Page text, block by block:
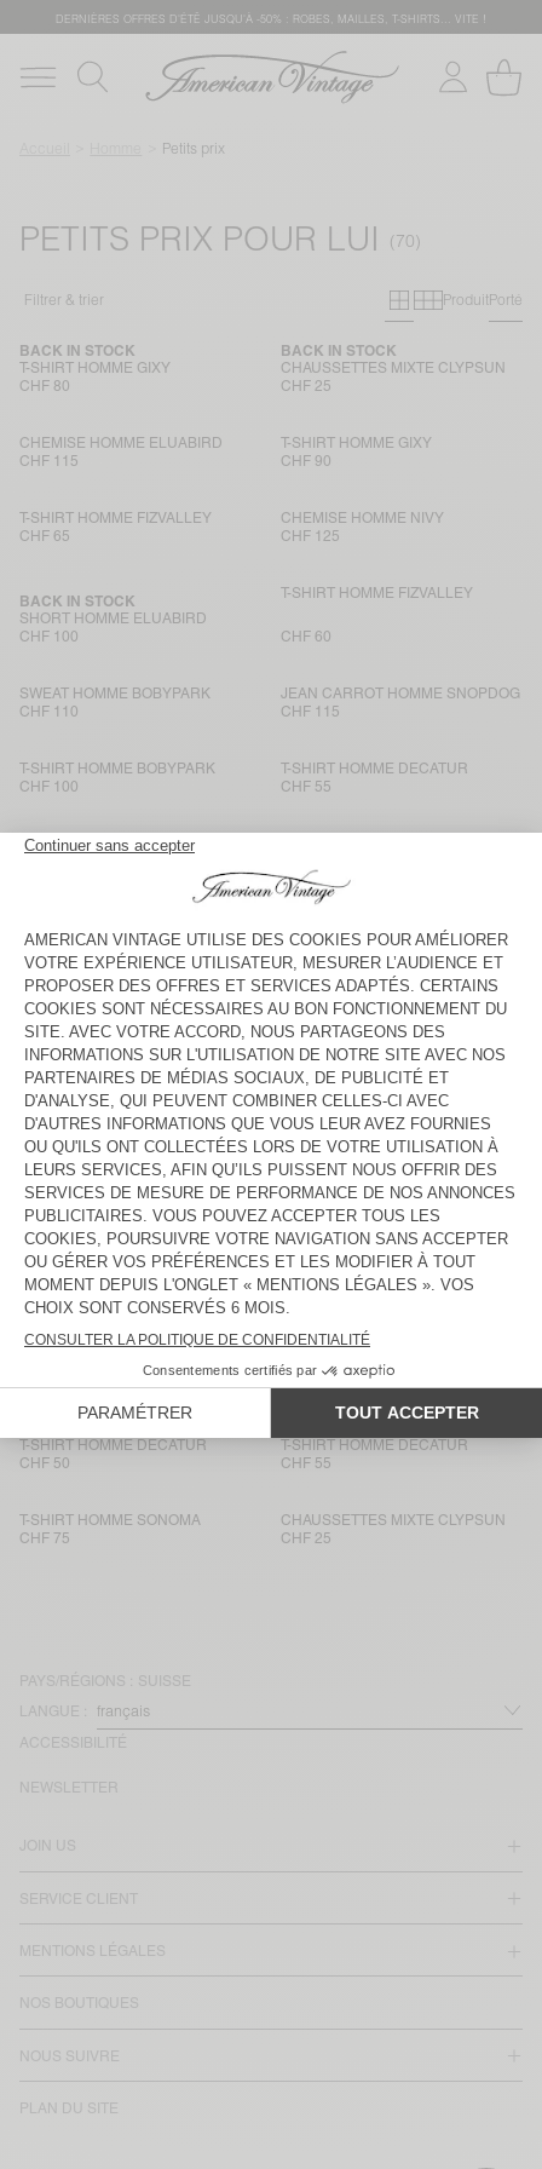
DERNIÈRES OFFRES D'ÉTÊ JUSQU'À -50% : ROBES, MAILLES, T-SHIRTS... VITE !
Petits prix
PETITS PRIX POUR LUI
Filtrer & trier Grille
Grille
ProduitPorté
T-SHIRT HOMME GIXY
BACK IN STOCK
CHF 80
CHAUSSETTES MIXTE CLYPSUN
BACK IN STOCK
CHF 25
CHEMISE HOMME ELUABIRD
CHF 115
T-SHIRT HOMME GIXY
CHF 90
T-SHIRT HOMME FIZVALLEY
CHF 65
CHEMISE HOMME NIVY
CHF 125
SHORT HOMME ELUABIRD
BACK IN STOCK
CHF 100
T-SHIRT HOMME FIZVALLEY
CHF 60
SWEAT HOMME BOBYPARK
CHF 110
JEAN CARROT HOMME SNOPDOG
CHF 115
T-SHIRT HOMME BOBYPARK
CHF 100
T-SHIRT HOMME DECATUR
CHF 55
T-SHIRT HOMME GIXY
CHF 75
CHF 60
T-SHIRT HOMME SONOMA
CHF 75
T-SHIRT HOMME FIZVALLEY
CHF 65
T-SHIRT HOMME FIZVALLEY
BACK IN STOCK T-SHIRT HOMME SONOMA
T-SHIRT HOMME BYSAPICK
CHF 65
T-SHIRT HOMME BYSAPICK
CHF 60
T-SHIRT HOMME SONOMA
CHF 75
T-SHIRT HOMME BYSAPICK
BACK IN STOCK
CHF 60
T-SHIRT HOMME YKOBOW
BACK IN STOCK
CHF 65
T-SHIRT HOMME SONOMA
CHF 60
T-SHIRT HOMME DECATUR
CHF 50
T-SHIRT HOMME DECATUR
CHF 55
T-SHIRT HOMME SONOMA
CHF 75
CHAUSSETTES MIXTE CLYPSUN
CHF 25
PAYS/RÉGIONS : SUISSE
LANGUE :
ACCESSIBILITÉ
JOIN US
SERVICE CLIENT
MENTIONS LÉGALES
NOS BOUTIQUES
NOUS SUIVRE
PLAN DU SITE
NEWSLETTER